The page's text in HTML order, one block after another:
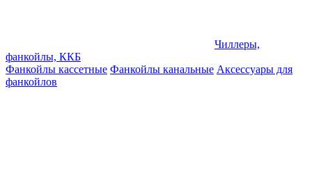
Чиллеры,
фанкойлы, ККБ
Фанкойлы кассетные Фанкойлы канальные Аксессуары для
фанкойлов